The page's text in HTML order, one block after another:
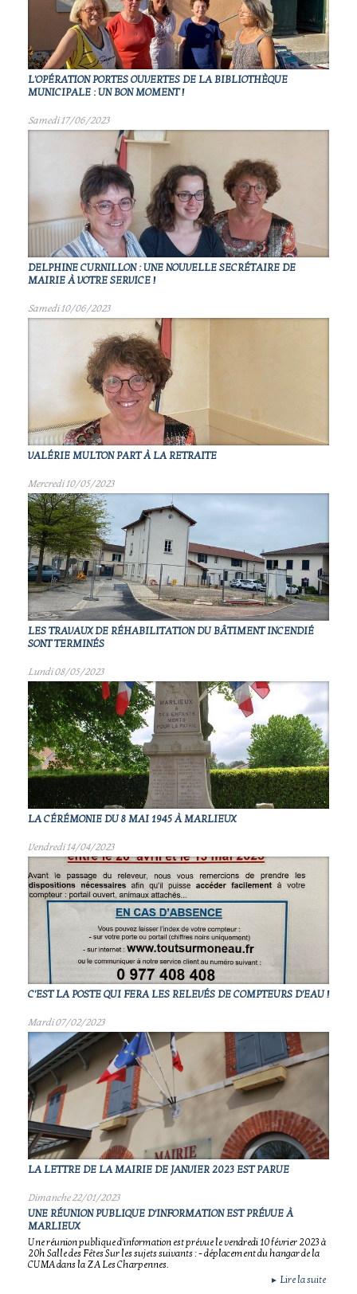
L'OPÉRATION PORTES OUVERTES DE LA BIBLIOTHÈQUE
MUNICIPALE : UN BON MOMENT !
Samedi 17/06/2023
DELPHINE CURNILLON : UNE NOUVELLE SECRÉTAIRE DE
MAIRIE À VOTRE SERVICE !
Samedi 10/06/2023
VALÉRIE MULTON PART À LA RETRAITE
Mercredi 10/05/2023
LES TRAVAUX DE RÉHABILITATION DU BÂTIMENT INCENDIÉ
SONT TERMINÉS
Lundi 08/05/2023
LA CÉRÉMONIE DU 8 MAI 1945 À MARLIEUX
Vendredi 14/04/2023
C'EST LA POSTE QUI FERA LES RELEVÉS DE COMPTEURS D'EAU !
Mardi 07/02/2023
LA LETTRE DE LA MAIRIE DE JANVIER 2023 EST PARUE
Dimanche 22/01/2023
UNE RÉUNION PUBLIQUE D'INFORMATION EST PRÉVUE À
MARLIEUX
Une réunion publique d'information est prévue le vendredi 10 février 2023 à
20h Salle des Fêtes Sur les sujets suivants : - déplacement du hangar de la
CUMA dans la ZA Les Charpennes.
► Lire la suite